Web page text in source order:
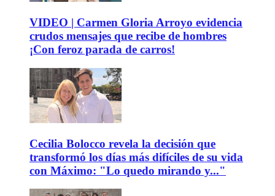
VIDEO | Carmen Gloria Arroyo evidencia
crudos mensajes que recibe de hombres
¡Con feroz parada de carros!
Cecilia Bolocco revela la decisión que
transformó los días más difíciles de su vida
con Máximo: "Lo quedo mirando y..."